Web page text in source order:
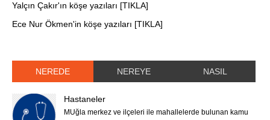
Yalçın Çakır'ın köşe yazıları [TIKLA]
Ece Nur Ökmen'in köşe yazıları [TIKLA]
NEREDE NEREYE NASIL
Hastaneler
MUğla merkez ve ilçeleri ile mahallelerde bulunan kamu